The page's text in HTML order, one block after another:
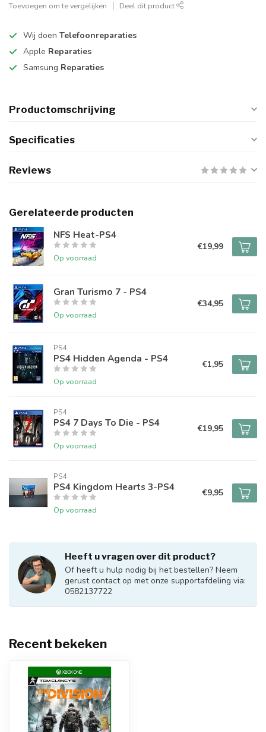
Toevoegen om te vergelijken Deel dit product
Wij doen Telefoonreparaties
Apple Reparaties
Samsung Reparaties
Productomschrijving
Specificaties
Reviews
Gerelateerde producten
NFS Heat-PS4
Op voorraad
€19,99
Gran Turismo 7 - PS4
Op voorraad
€34,95
PS4
PS4 Hidden Agenda - PS4
Op voorraad
€1,95
PS4
PS4 7 Days To Die - PS4
Op voorraad
€19,95
PS4
PS4 Kingdom Hearts 3-PS4
Op voorraad
€9,95
Heeft u vragen over dit product?
Of heeft u hulp nodig bij het bestellen? Neem
gerust contact op met onze supportafdeling via:
0582137722
Recent bekeken